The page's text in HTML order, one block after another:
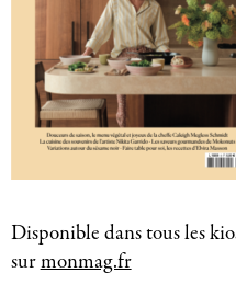
Disponible dans tous les
surmonmag.fr